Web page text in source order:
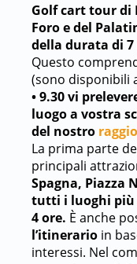
Golf cart tour di
Foro e del
della durata di
Questo
(sono disponibili
• 9.30 vi
luogo a vostra
del nostro
La prima parte
principali
Spagna, Piazza
tutti i luoghi più
4 ore. È anche
l’itinerario in
interessi. Nel